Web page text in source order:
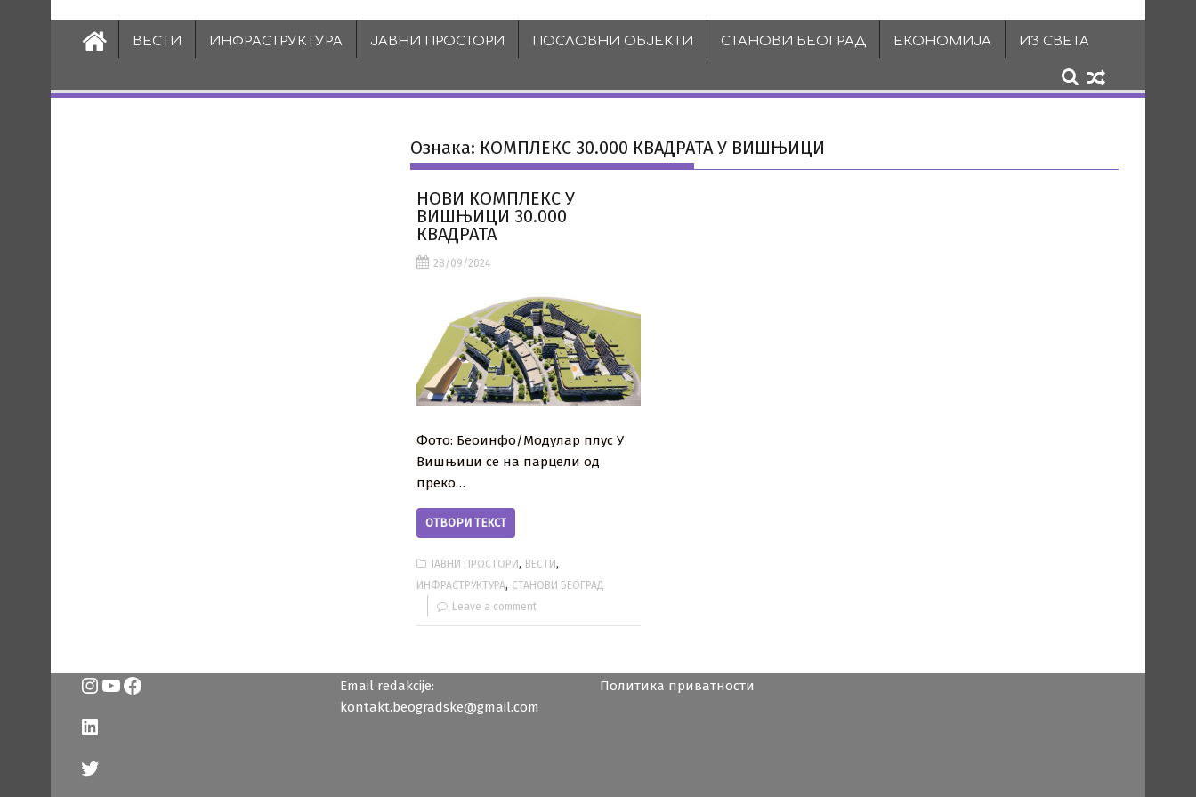
ВЕСТИ ИНФРАСТРУКТУРА ЈАВНИ ПРОСТОРИ ПОСЛОВНИ ОБЈЕКТИ СТАНОВИ БЕОГРАД ЕКОНОМИЈА ИЗ СВЕТА
Ознака: КОМПЛЕКС 30.000 КВАДРАТА У ВИШЊИЦИ
НОВИ КОМПЛЕКС У
ВИШЊИЦИ 30.000
КВАДРАТА
28/09/2024
Фото: Беоинфо/Модулар плус У
Вишњици се на парцели од
преко…
ОТВОРИ ТЕКСТ
ЈАВНИ ПРОСТОРИ, ВЕСТИ,
ИНФРАСТРУКТУРА, СТАНОВИ БЕОГРАД
Leave a comment
Instagram
YouTube
Facebook
LinkedIn
Twitter
Email redakcije:
kontakt.beogradske@gmail.com
Политика приватности